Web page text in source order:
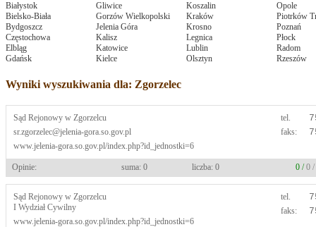
Białystok
Bielsko-Biała
Bydgoszcz
Częstochowa
Elbląg
Gdańsk
Gliwice
Gorzów Wielkopolski
Jelenia Góra
Kalisz
Katowice
Kielce
Koszalin
Kraków
Krosno
Legnica
Lublin
Olsztyn
Opole
Piotrków
Poznań
Płock
Radom
Rzeszów
Wyniki wyszukiwania dla: Zgorzelec
Sąd Rejonowy w Zgorzelcu
sr.zgorzelec@jelenia-gora.so.gov.pl
www.jelenia-gora.so.gov.pl/index.php?id_jednostki=6
tel.
faks:
Opinie: suma: 0 liczba: 0 0 /0 /
Sąd Rejonowy w Zgorzelcu
I Wydział Cywilny
www.jelenia-gora.so.gov.pl/index.php?id_jednostki=6
tel.
faks: